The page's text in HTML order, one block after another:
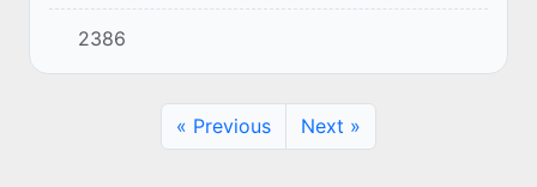
salqin havo asta-sekin kuchsizlanadi. Salqin
havo sharqqa Qozogʻiston hududi tomonga
qarab chekinad...
2386
« Previous Next »